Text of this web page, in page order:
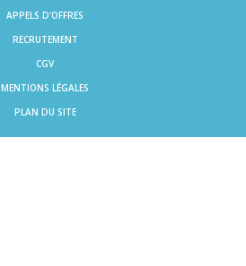
APPELS D'OFFRES
RECRUTEMENT
CGV
MENTIONS LÉGALES
PLAN DU SITE